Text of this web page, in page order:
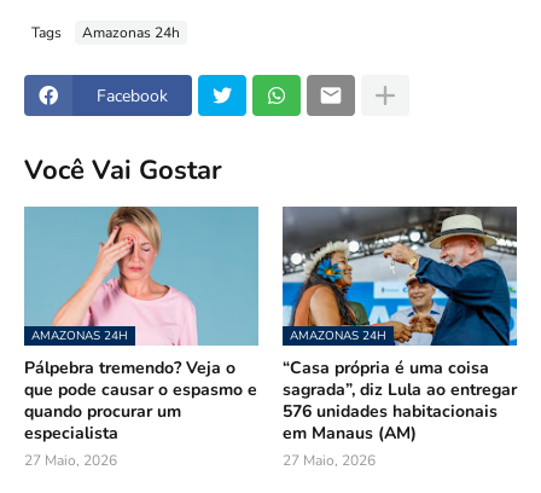
Tags Amazonas 24h
Facebook
Você Vai Gostar
AMAZONAS 24H
Pálpebra tremendo? Veja o
que pode causar o espasmo e
quando procurar um
especialista
27 Maio, 2026
AMAZONAS 24H
“Casa própria é uma coisa
sagrada”, diz Lula ao entregar
576 unidades habitacionais
em Manaus (AM)
27 Maio, 2026